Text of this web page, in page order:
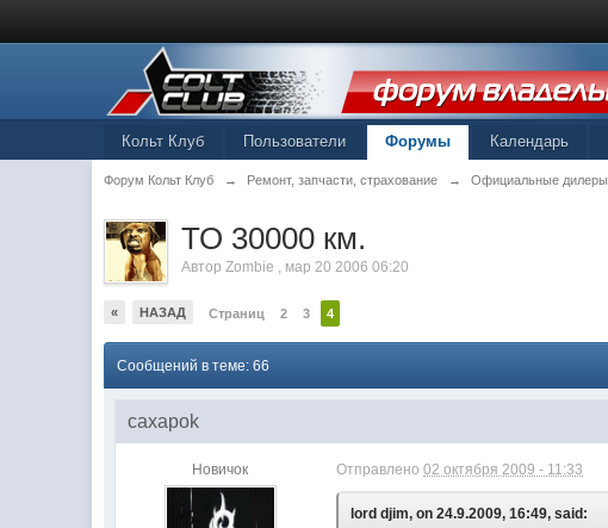
Кольт Клуб Пользователи Форумы Календарь
Форум Кольт Клуб → Ремонт, запчасти, страхование → Официальные дилеры
ТО 30000 км.
АвторZombie , мар 20 2006 06:20
« НАЗАД Страниц 2 3 4
Сообщений в теме: 66
caxapok
Новичок Отправлено02 октября 2009 - 11:33
lord djim, on 24.9.2009, 16:49, said: